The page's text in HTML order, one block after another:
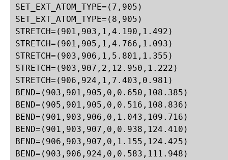
SET_EXT_ATOM_TYPE=(7,905)
SET_EXT_ATOM_TYPE=(8,905)
STRETCH=(901,903,1,4.190,1.492)
STRETCH=(901,905,1,4.766,1.093)
STRETCH=(903,906,1,5.801,1.355)
STRETCH=(903,907,2,12.950,1.222)
STRETCH=(906,924,1,7.403,0.981)
BEND=(903,901,905,0,0.650,108.385)
BEND=(905,901,905,0,0.516,108.836)
BEND=(901,903,906,0,1.043,109.716)
BEND=(901,903,907,0,0.938,124.410)
BEND=(906,903,907,0,1.155,124.425)
BEND=(903,906,924,0,0.583,111.948)